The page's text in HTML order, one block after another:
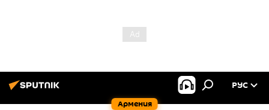
Армения
РУС